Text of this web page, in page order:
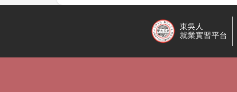
東吳人
就業實習平台